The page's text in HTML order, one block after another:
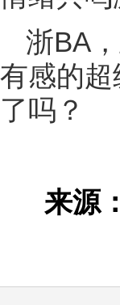
浙BA
有感的
了吗？
来源